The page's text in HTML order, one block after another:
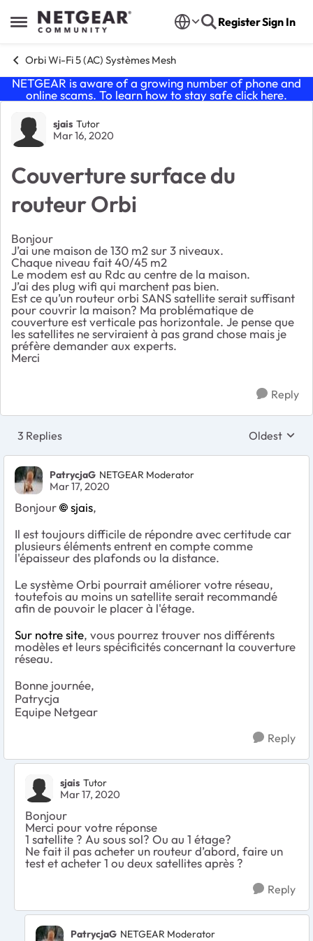
Open Side Menu
Skip to content RegisterSign In
Orbi Wi-Fi 5 (AC) Systèmes Mesh
NETGEAR is aware of a growing number of phone and
online scams. To learn how to stay safe click here.
Forum Discussion
sjais Tutor
Mar 16, 2020
Couverture surface du
routeur Orbi
Bonjour
J’ai une maison de 130 m2 sur 3 niveaux.
Chaque niveau fait 40/45 m2
Le modem est au Rdc au centre de la maison.
J’ai des plug wifi qui marchent pas bien.
Est ce qu’un routeur orbi SANS satellite serait suffisant
pour couvrir la maison? Ma problématique de
couverture est verticale pas horizontale. Je pense que
les satellites ne serviraient à pas grand chose mais je
préfère demander aux experts.
Merci
Reply
3 Replies Replies
Oldest
PatrycjaG NETGEAR Moderator
Mar 17, 2020
Bonjour sjais,
Il est toujours difficile de répondre avec certitude car
plusieurs éléments entrent en compte comme
l'épaisseur des plafonds ou la distance.
Le système Orbi pourrait améliorer votre réseau,
toutefois au moins un satellite serait recommandé
afin de pouvoir le placer à l'étage.
Sur notre site, vous pourrez trouver nos différents
modèles et leurs spécificités concernant la couverture
réseau.
Bonne journée,
Patrycja
Equipe Netgear
Reply
sjais Tutor
Mar 17, 2020
Bonjour
Merci pour votre réponse
1 satellite ? Au sous sol? Ou au 1 étage?
Ne fait il pas acheter un routeur d’abord, faire un
test et acheter 1 ou deux satellites après ?
Reply
PatrycjaG NETGEAR Moderator